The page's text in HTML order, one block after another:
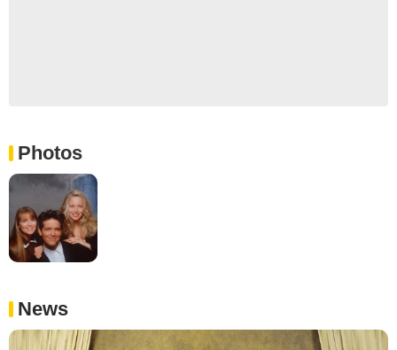
Photos
News